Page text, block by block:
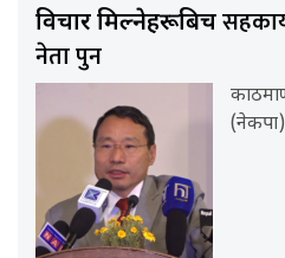
विचार मिल्नेहरूबिच
नेता पुन
(नेकपा)